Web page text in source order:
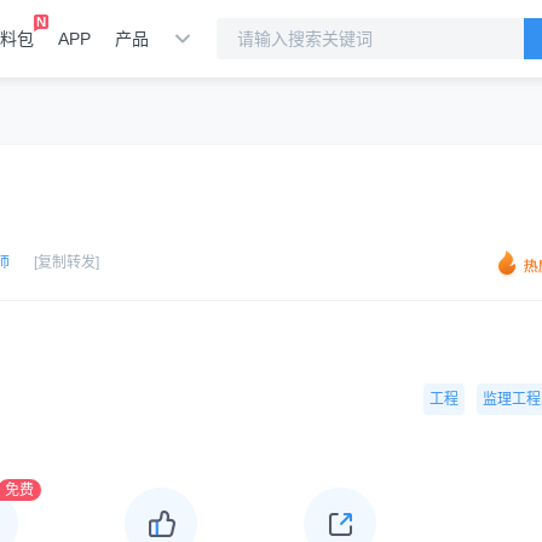
包 APP 产品
[复制转发]
监理工
工程
免费